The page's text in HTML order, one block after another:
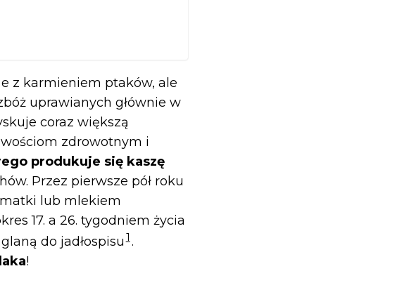
z karmieniem ptaków, ale
uprawianych głównie w
coraz większą
zdrowotnym i
produkuje się kaszę
Przez pierwsze pół roku
lub mlekiem
17. a 26. tygodniem życia
do jadłospisu 1 .
!